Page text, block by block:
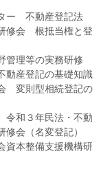
ー 不動産登記法
修会 根抵当権と登
理等の実務研修
産登記の基礎知識
変則型相続登記の
和３年民法・不動
会（名変登記）
資本整備支援機構研